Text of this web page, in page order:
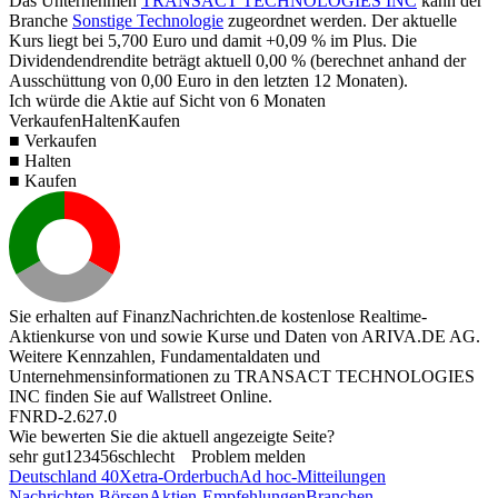
Branche Sonstige Technologie zugeordnet werden. Der aktuelle
Kurs liegt bei 5,700 Euro und damit +0,09 % im Plus. Die
Dividendendrendite beträgt aktuell 0,00 % (berechnet anhand der
Ausschüttung von 0,00 Euro in den letzten 12 Monaten).
Ich würde die Aktie auf Sicht von 6 Monaten
VerkaufenHaltenKaufen
■ Verkaufen
■ Halten
■ Kaufen
Sie erhalten auf FinanzNachrichten.de kostenlose Realtime-
Aktienkurse von und sowie Kurse und Daten von ARIVA.DE AG.
Weitere Kennzahlen, Fundamentaldaten und
Unternehmensinformationen zu TRANSACT TECHNOLOGIES
INC finden Sie aufWallstreet Online.
FNRD-2.627.0
Wie bewerten Sie die aktuell angezeigte Seite?
sehr gut1 23456schlecht
Problem melden
Deutschland 40Xetra-OrderbuchAd hoc-Mitteilungen